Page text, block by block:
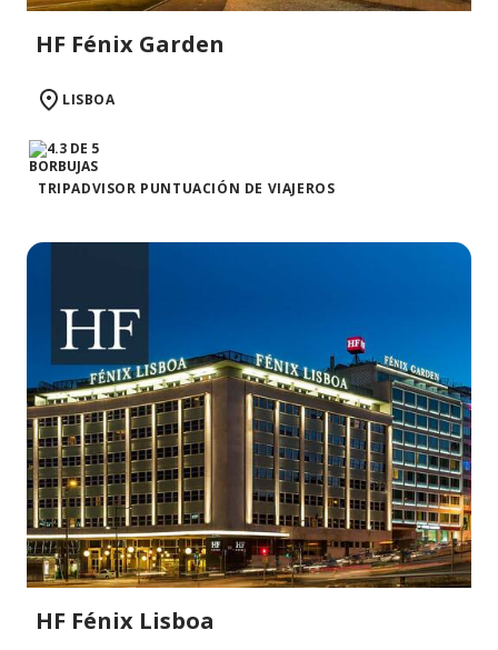
HF Fénix Garden
LISBOA
TRIPADVISOR PUNTUACIÓN DE VIAJEROS
HF Fénix Lisboa